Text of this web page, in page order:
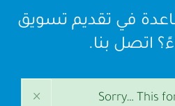
في تقديم تسويق
اتصل بنا.
×
Sorry… This